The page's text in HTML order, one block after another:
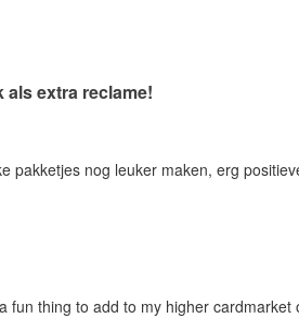
als extra reclame!
pakketjes nog leuker maken, erg
fun thing to add to my higher